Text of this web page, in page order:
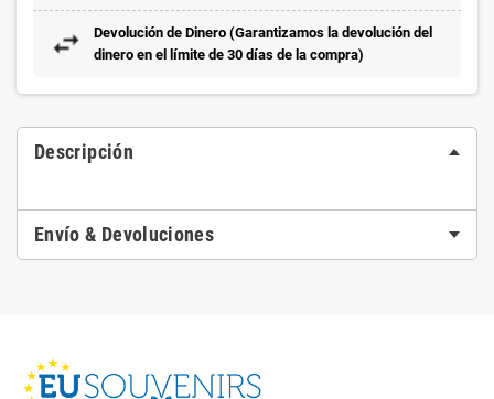
Devolución de Dinero (Garantizamos la devolución del
dinero en el límite de 30 días de la compra)
Descripción
Envío & Devoluciones